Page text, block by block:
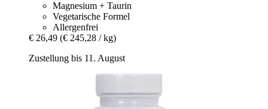
Magnesium + Taurin
Vegetarische Formel
Allergenfrei
€ 26,49 (€ 245,28 / kg)
Zustellung bis 11. August